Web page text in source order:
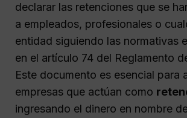
declarar las retenciones que se
a empleados, profesionales o
entidad siguiendo las normativas
en el artículo 74 del Reglamento
Este documento es esencial para
empresas que actúan como
ingresando el dinero en nombre